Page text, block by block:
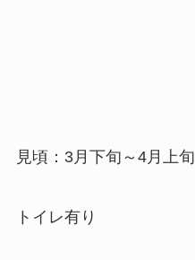
見頃：3月下旬～4月上旬
トイレ有り